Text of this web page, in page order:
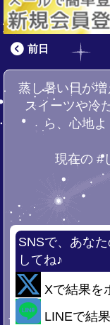
前日
蒸し暑い日が
スイーツや冷
ら、心地
現在の #
SNSで、あな
してね♪
Xで結果を
LINEで結